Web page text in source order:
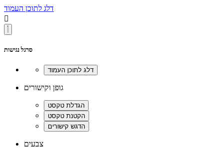
דלג לתוכן העמוד

סרגל נגישות
גופן וקישורים
צבעים